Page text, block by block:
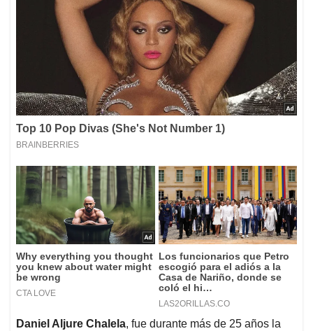
Daniel Aljure Chalela, fue durante más de 25 años la